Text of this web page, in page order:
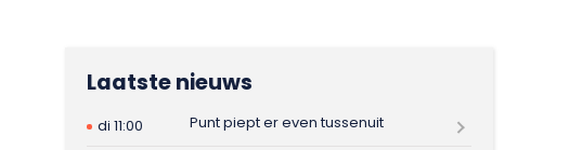
Laatste nieuws
di 11:00
Punt piept er even tussenuit